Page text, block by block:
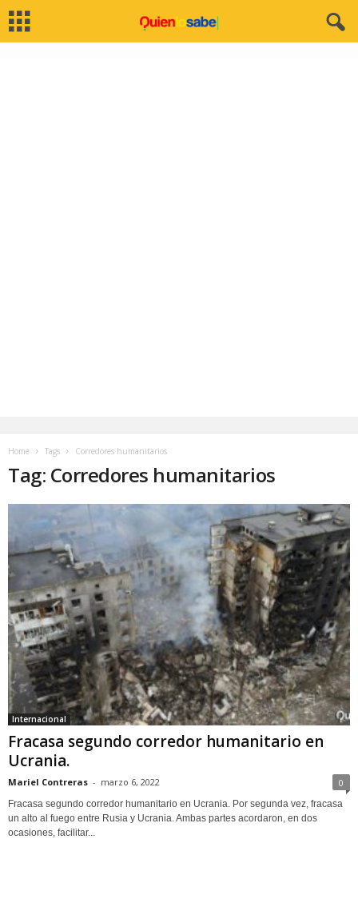
Home Tags Corredores humanitarios
Tag: Corredores humanitarios
Internacional
Fracasa segundo corredor humanitario en
Ucrania.
Mariel Contreras - marzo 6, 2022 0
Fracasa segundo corredor humanitario en Ucrania. Por segunda vez, fracasa
un alto al fuego entre Rusia y Ucrania. Ambas partes acordaron, en dos
ocasiones, facilitar...